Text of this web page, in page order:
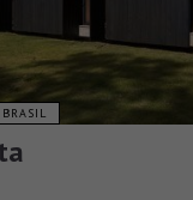
BRASIL